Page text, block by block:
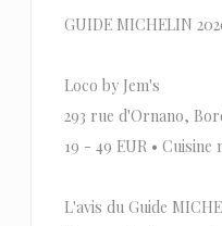
GUIDE MICHELIN
Loco by Jem's
293 rue d'Ornano,
19 - 49 EUR • Cuisine
L'avis du Guide